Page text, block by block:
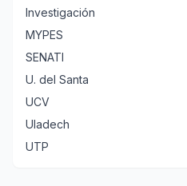
Investigación
MYPES
SENATI
U. del Santa
UCV
Uladech
UTP